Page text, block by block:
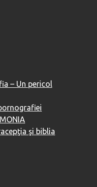
– Un pericol
şi biblia